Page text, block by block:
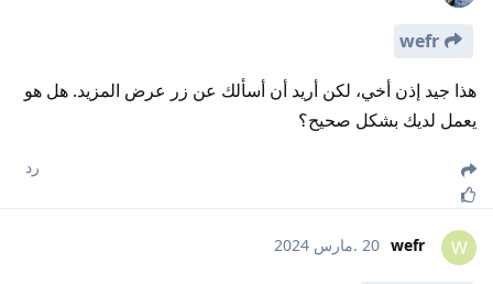
wefr
هذا جيد إذن أخي، لكن أريد أن أسألك عن زر عرض المزيد. هل هو
يعمل لديك بشكل صحيح؟
رد
W
wefr 20 .مارس 2024